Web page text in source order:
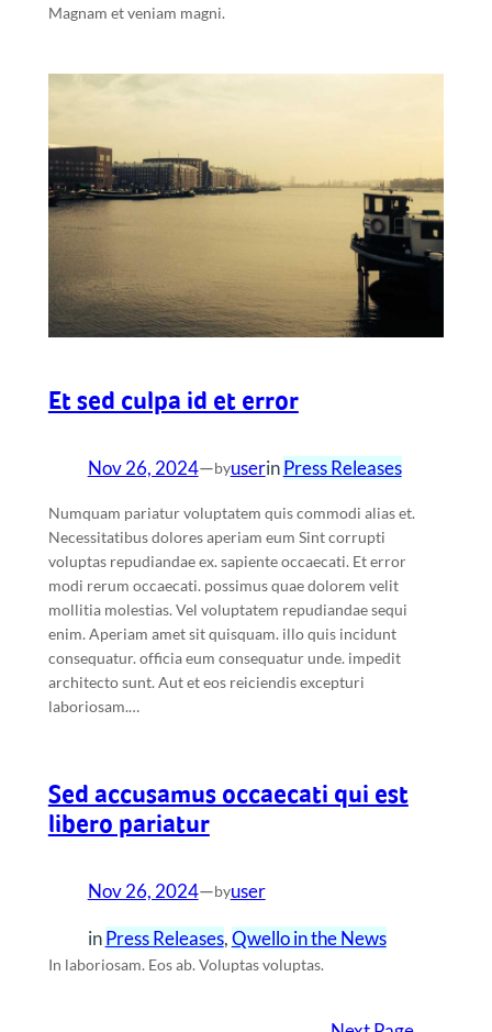
Magnam et veniam magni.
Et sed culpa id et error
Nov 26, 2024—byuserinPress Releases
Numquam pariatur voluptatem quis commodi alias et.
Necessitatibus dolores aperiam eum Sint corrupti
voluptas repudiandae ex. sapiente occaecati. Et error
modi rerum occaecati. possimus quae dolorem velit
mollitia molestias. Vel voluptatem repudiandae sequi
enim. Aperiam amet sit quisquam. illo quis incidunt
consequatur. officia eum consequatur unde. impedit
architecto sunt. Aut et eos reiciendis excepturi
laboriosam.…
Sed accusamus occaecati qui est
libero pariatur
Nov 26, 2024—byuser
inPress Releases, Qwello in the News
In laboriosam. Eos ab. Voluptas voluptas.